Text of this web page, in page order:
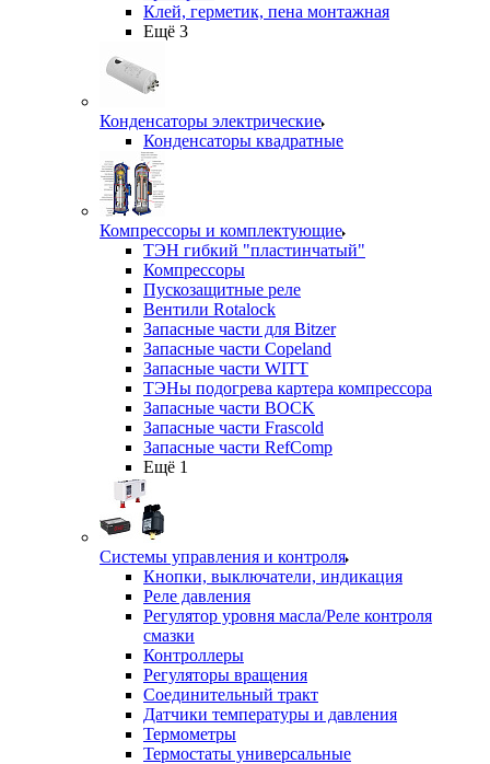
Клей, герметик, пена монтажная
Ещё 3
Конденсаторы электрические
Конденсаторы квадратные
Компрессоры и комплектующие
ТЭН гибкий "пластинчатый"
Компрессоры
Пускозащитные реле
Вентили Rotalock
Запасные части для Bitzer
Запасные части Copeland
Запасные части WITT
ТЭНы подогрева картера компрессора
Запасные части BOCK
Запасные части Frascold
Запасные части RefComp
Ещё 1
Системы управления и контроля
Кнопки, выключатели, индикация
Реле давления
Регулятор уровня масла/Реле контроля
смазки
Контроллеры
Регуляторы вращения
Соединительный тракт
Датчики температуры и давления
Термометры
Термостаты универсальные